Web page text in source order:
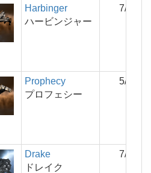
Harbinger
ハービンジャー
7/4/6
Prophecy
プロフェシー
5/4/7
Drake
ドレイク
7/6/4